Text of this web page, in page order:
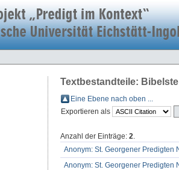
Textbestandteile:
Eine Ebene nach oben ...
Exportieren als
Anzahl der Einträge: 2.
Anonym: St. Georgener Predigten
Anonym: St. Georgener Predigten